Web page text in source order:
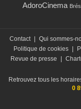
AdoroCinema
Contact | Qui sommes-
Politique de cookies |
Revue de presse
|
Retrouvez tous les
0